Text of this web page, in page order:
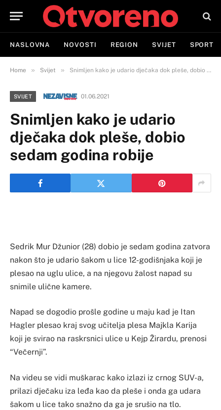
NASLOVNA NOVOSTI REGION SVIJET SPORT
Home » Svijet » Snimljen kako je udario dječaka dok pleše, dobio sedam godina robije
SVIJET 01.06.2021
Snimljen kako je udario
dječaka dok pleše, dobio
sedam godina robije
Sedrik Mur Džunior (28) dobio je sedam godina zatvora
nakon što je udario šakom u lice 12-godišnjaka koji je
plesao na uglu ulice, a na njegovu žalost napad su
snimile ulične kamere.
Napad se dogodio prošle godine u maju kad je Itan
Hagler plesao kraj svog učitelja plesa Majkla Karija
koji je svirao na raskrsnici ulice u Kejp Žirardu, prenosi
“Večernji”.
Na videu se vidi muškarac kako izlazi iz crnog SUV-a,
prilazi dječaku iza leđa kao da pleše i onda ga udara
šakom u lice tako snažno da ga je srušio na tlo.